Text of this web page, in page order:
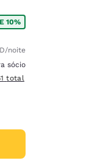
10%
desconto:
/noite
sócio
detalhes do total
total